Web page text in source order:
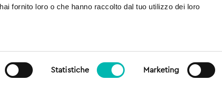
fornito loro o che hanno raccolto dal tuo utilizzo dei loro
Statistiche Marketing